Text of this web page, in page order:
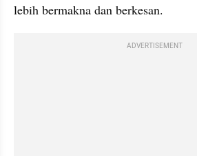
lebih bermakna dan berkesan.
ADVERTISEMENT